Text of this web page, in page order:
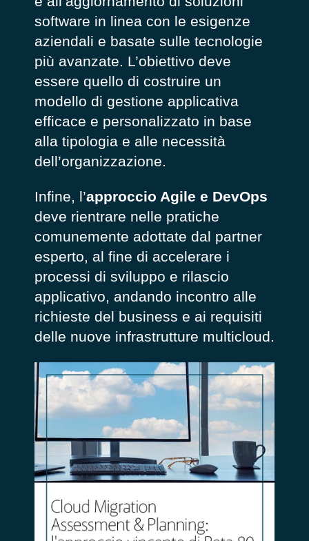
software in linea con le esigenze
aziendali e basate sulle tecnologie
più avanzate. L’obiettivo deve
essere quello di costruire un
modello di gestione applicativa
efficace e personalizzato in base
alla tipologia e alle necessità
dell’organizzazione.
Infine, l’approccio Agile e DevOps
deve rientrare nelle pratiche
comunemente adottate dal partner
esperto, al fine di accelerare i
processi di sviluppo e rilascio
applicativo, andando incontro alle
richieste del business e ai requisiti
delle nuove infrastrutture multicloud.